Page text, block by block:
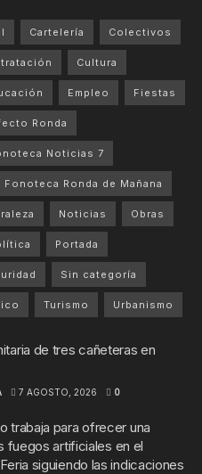
Cartelería Colectivos
Cultura
Empleo Fiestas
Ronda
Noticias 7
Fonoteca Ronda de Mañana
Noticias Obras
Portada
Sin categoría
Turismo Urbanismo
de tres cañeteras en
7 AGOSTO, 2026 0
trabaja para ofrecer una
fuegos artificiales en el
siguiendo las indicaciones